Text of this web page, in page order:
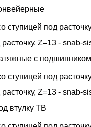
с подшипником
втулку ТВ